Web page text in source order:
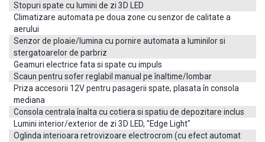
Alternativ, ne puteti contacta la telefon, pe facebook
messenger sau direct pe adresele de email, ori ne puteti
vizita la sediu.
Telefon
+4 (0)745 774 446
Chat
Email
vanzari.executivecars@gmail.com
Stopuri spate cu lumini de zi 3D LED
Climatizare automata pe doua zone cu senzor de calitate a
aerului
Senzor de ploaie/lumina cu pornire automata a luminilor si
stergatoarelor de parbriz
Geamuri electrice fata si spate cu impuls
Scaun pentru sofer reglabil manual pe înaltime/lombar
Priza accesorii 12V pentru pasagerii spate, plasata în consola
mediana
Consola centrala înalta cu cotiera si spatiu de depozitare inclus
Lumini interior/exterior de zi 3D LED, "Edge Light"
Oglinda interioara retrovizoare electrocrom (cu efect automat